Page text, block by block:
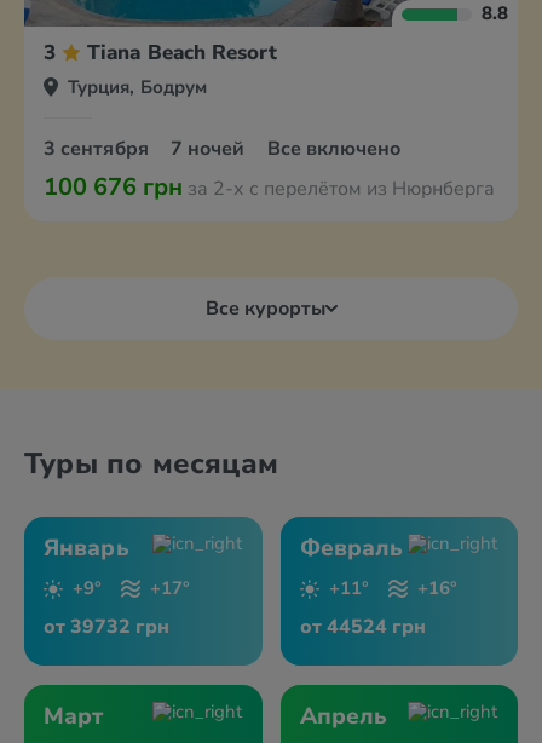
8.8
3 Tiana Beach Resort
Турция, Бодрум
3 сентября 7 ночей Все включено
100 676 грн за 2-х с перелётом из Нюрнберга
Все курорты
Туры по месяцам
Январь
+9° +17°
от 39732 грн
Февраль
+11° +16°
от 44524 грн
Март Апрель